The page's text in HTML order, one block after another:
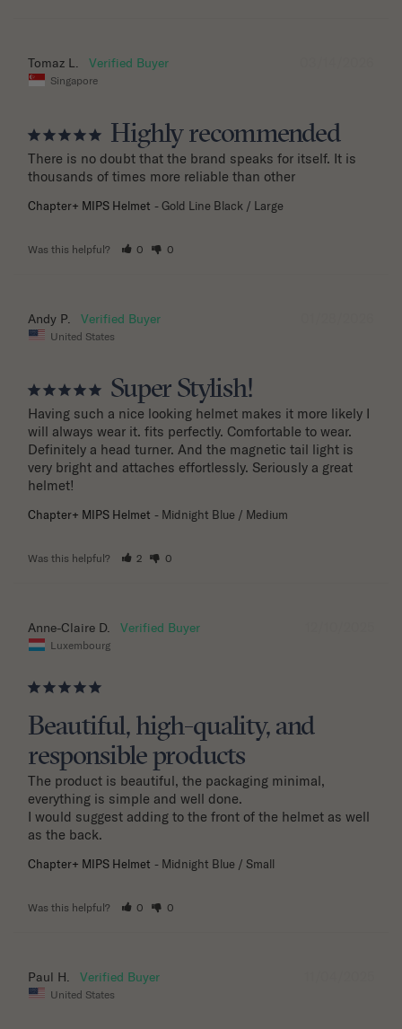
Tomaz L.
Singapore
Highly recommended
There is no doubt that the brand speaks for itself. It is
thousands of times more reliable than other
Chapter+ MIPS Helmet Gold Line Black / Large
Was this helpful? 0 0
Andy P.
United States
Super Stylish!
Having such a nice looking helmet makes it more likely I
will always wear it. fits perfectly. Comfortable to wear.
Definitely a head turner. And the magnetic tail light is
very bright and attaches effortlessly. Seriously a great
helmet!
Chapter+ MIPS Helmet Midnight Blue / Medium
Was this helpful? 2 0
Anne-Claire D.
Luxembourg
Beautiful, high-quality, and
responsible products
The product is beautiful, the packaging minimal,
everything is simple and well done.
I would suggest adding to the front of the helmet as well
as the back.
Chapter+ MIPS Helmet Midnight Blue / Small
Was this helpful? 0 0
Paul H.
United States